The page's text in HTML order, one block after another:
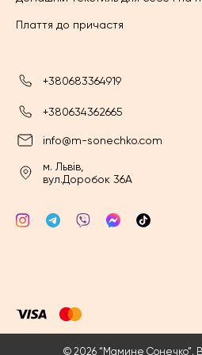
Плаття до причастя
+380683364919
+380634362665
info@m-sonechko.com
м. Львів,
вул.Доробок 36А
© 2026 “Мамине Сонечко”.